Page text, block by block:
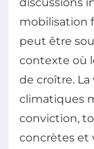
mobilisation
peut être
contexte où
de croître. La
climatiques
conviction,
concrètes et